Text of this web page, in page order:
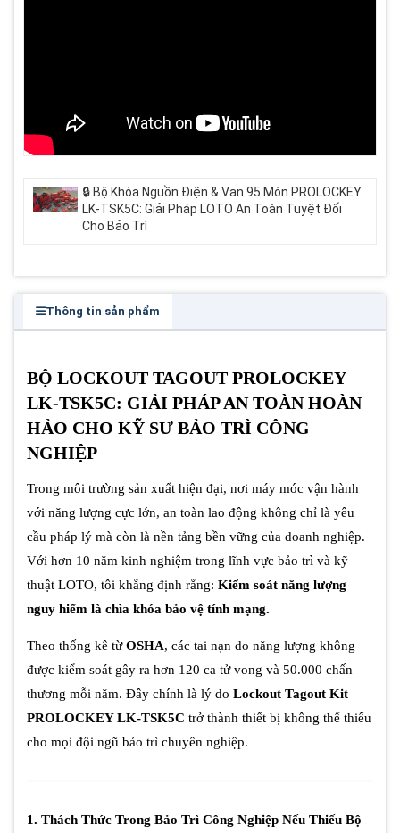
🔒 Bộ Khóa Nguồn Điện & Van 95 Món PROLOCKEY
LK-TSK5C: Giải Pháp LOTO An Toàn Tuyệt Đối
Cho Bảo Trì
Thông tin sản phẩm
BỘ LOCKOUT TAGOUT PROLOCKEY
LK-TSK5C: GIẢI PHÁP AN TOÀN HOÀN
HẢO CHO KỸ SƯ BẢO TRÌ CÔNG
NGHIỆP
Trong môi trường sản xuất hiện đại, nơi máy móc vận hành
với năng lượng cực lớn, an toàn lao động không chỉ là yêu
cầu pháp lý mà còn là nền tảng bền vững của doanh nghiệp.
Với hơn 10 năm kinh nghiệm trong lĩnh vực bảo trì và kỹ
thuật LOTO, tôi khẳng định rằng: Kiểm soát năng lượng
nguy hiểm là chìa khóa bảo vệ tính mạng.
Theo thống kê từOSHA, các tai nạn do năng lượng không
được kiểm soát gây ra hơn 120 ca tử vong và 50.000 chấn
thương mỗi năm. Đây chính là lý do Lockout Tagout Kit
PROLOCKEY LK-TSK5C trở thành thiết bị không thể thiếu
cho mọi đội ngũ bảo trì chuyên nghiệp.
1. Thách Thức Trong Bảo Trì Công Nghiệp Nếu Thiếu Bộ